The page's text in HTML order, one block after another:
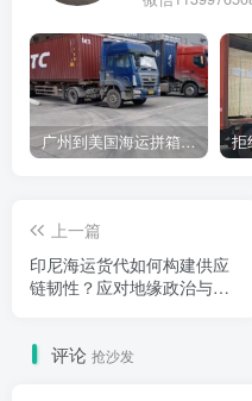
广州到美国海运拼箱多少钱？2024年最新运费构成+隐藏费用避坑指南
上一篇
印尼海运货代如何构建供应
链韧性？应对地缘政治与极
评论 抢沙发